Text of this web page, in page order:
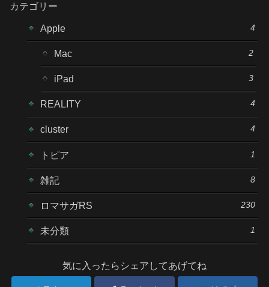
カテゴリー
Apple 4
Mac 2
iPad 3
REALITY 4
cluster 4
トピア 1
雑記 8
ロマサガRS 230
未分類 1
気に入ったらシェアしてあげてね